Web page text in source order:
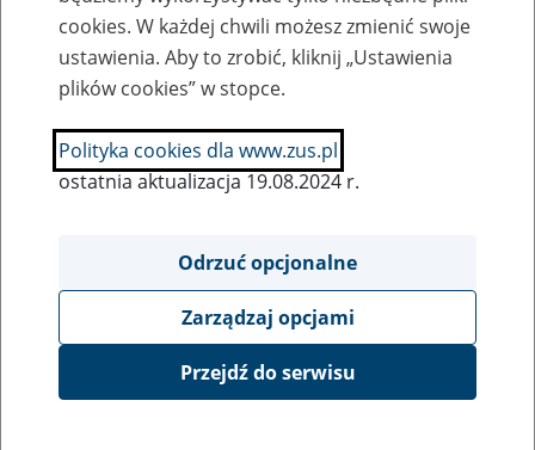
SZUKAJ
Ukryj wszystkie pozycje bazy
Handlowa Spółdzielnia Inwalidów -
cookies. W każdej chwili możesz zmienić swoje
ustawienia. Aby to zrobić, kliknij „Ustawienia
plików cookies” w stopce.
Polityka cookies dla www.zus.pl
ostatnia aktualizacja 19.08.2024 r.
Odrzuć opcjonalne
Zarządzaj opcjami
Przejdź do serwisu